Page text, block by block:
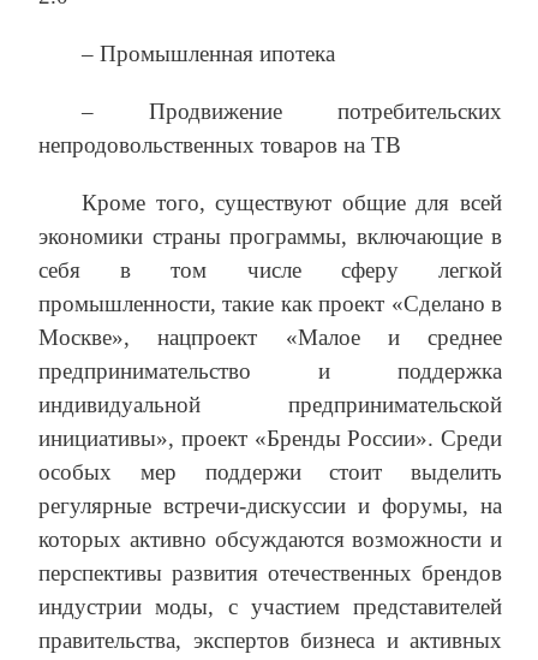
– Промышленная ипотека
– Продвижение потребительских
непродовольственных товаров на ТВ
Кроме того, существуют общие для всей
экономики страны программы, включающие в
себя в том числе сферу легкой
промышленности, такие как проект «Сделано в
Москве», нацпроект «Малое и среднее
предпринимательство и поддержка
индивидуальной предпринимательской
инициативы», проект «Бренды России». Среди
особых мер поддержи стоит выделить
регулярные встречи-дискуссии и форумы, на
которых активно обсуждаются возможности и
перспективы развития отечественных брендов
индустрии моды, с участием представителей
правительства, экспертов бизнеса и активных